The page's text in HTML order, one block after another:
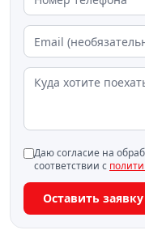
Даю согласие на
соответствии с
Оставить заявку